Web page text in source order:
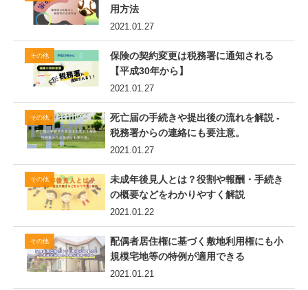
2021.01.27
用方法
その他
2021.01.27
保険の契約変更は税務署に通知される
【平成30年から】
その他
2021.01.27
死亡届の手続きや提出後の流れを解説 -
税務署からの連絡にも要注意。
その他
2021.01.22
未成年後見人とは？役割や報酬・手続き
の概要などをわかりやすく解説
その他
2021.01.21
配偶者居住権に基づく敷地利用権にも小
規模宅地等の特例が適用できる